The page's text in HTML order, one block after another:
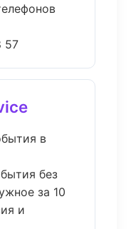
57
в
без
за 10
и